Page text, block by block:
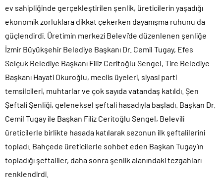
ev sahipliğinde gerçekleştirilen şenlik, üreticilerin yaşadığı
ekonomik zorluklara dikkat çekerken dayanışma ruhunu da
güçlendirdi. Üretimin merkezi Belevi’de düzenlenen şenliğe
İzmir Büyükşehir Belediye Başkanı Dr. Cemil Tugay, Efes
Selçuk Belediye Başkanı Filiz Ceritoğlu Sengel, Tire Belediye
Başkanı Hayati Okuroğlu, meclis üyeleri, siyasi parti
temsilcileri, muhtarlar ve çok sayıda vatandaş katıldı. Şen
Şeftali Şenliği, geleneksel şeftali hasadıyla başladı. Başkan Dr.
Cemil Tugay ile Başkan Filiz Ceritoğlu Sengel, Belevili
üreticilerle birlikte hasada katılarak sezonun ilk şeftalilerini
topladı. Bahçede üreticilerle sohbet eden Başkan Tugay’ın
topladığı şeftaliler, daha sonra şenlik alanındaki tezgahları
renklendirdi.